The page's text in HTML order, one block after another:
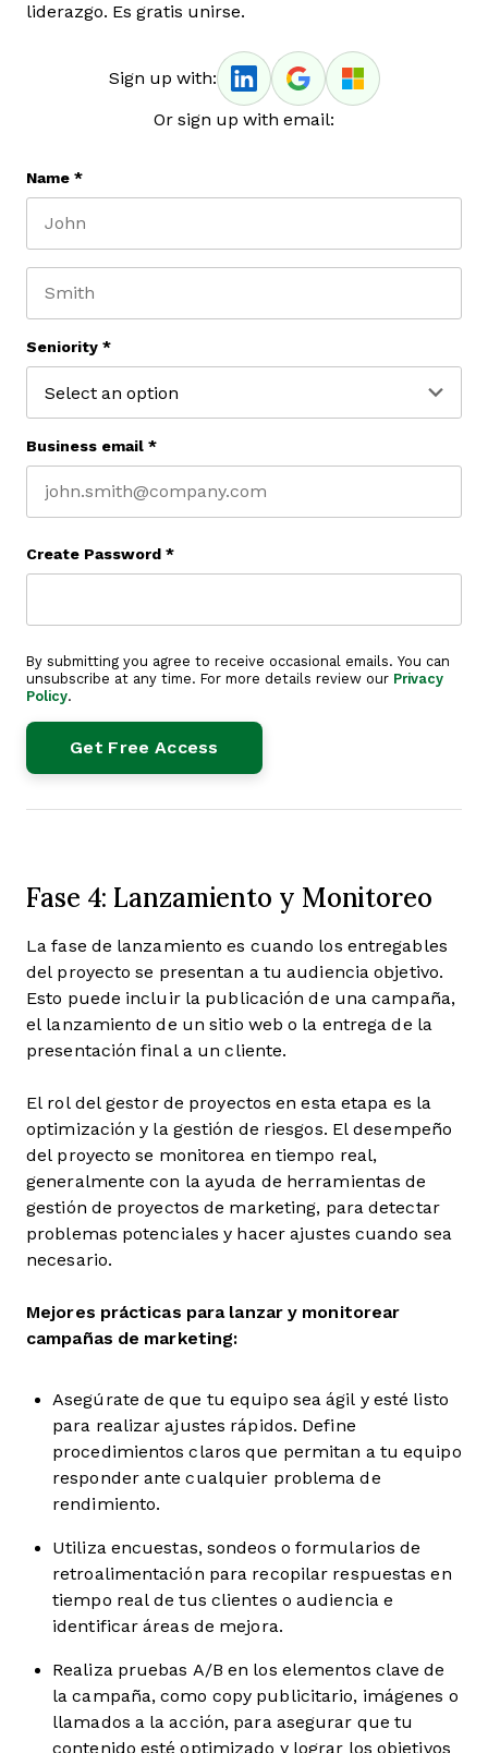
liderazgo. Es gratis unirse.
Sign up with:
Or sign up with email:
Name *
Seniority *
Business email *
Create Password *
By submitting you agree to receive occasional emails. You can
unsubscribe at any time. For more details review our Privacy
Policy.
Fase 4: Lanzamiento y Monitoreo
La fase de lanzamiento es cuando los entregables
del proyecto se presentan a tu audiencia objetivo.
Esto puede incluir la publicación de una campaña,
el lanzamiento de un sitio web o la entrega de la
presentación final a un cliente.
El rol del gestor de proyectos en esta etapa es la
optimización y la gestión de riesgos. El desempeño
del proyecto se monitorea en tiempo real,
generalmente con la ayuda de herramientas de
gestión de proyectos de marketing, para detectar
problemas potenciales y hacer ajustes cuando sea
necesario.
Mejores prácticas para lanzar y monitorear
campañas de marketing:
Asegúrate de que tu equipo sea ágil y esté listo
para realizar ajustes rápidos. Define
procedimientos claros que permitan a tu equipo
responder ante cualquier problema de
rendimiento.
Utiliza encuestas, sondeos o formularios de
retroalimentación para recopilar respuestas en
tiempo real de tus clientes o audiencia e
identificar áreas de mejora.
Realiza pruebas A/B en los elementos clave de
la campaña, como copy publicitario, imágenes o
llamados a la acción, para asegurar que tu
contenido esté optimizado y lograr los objetivos